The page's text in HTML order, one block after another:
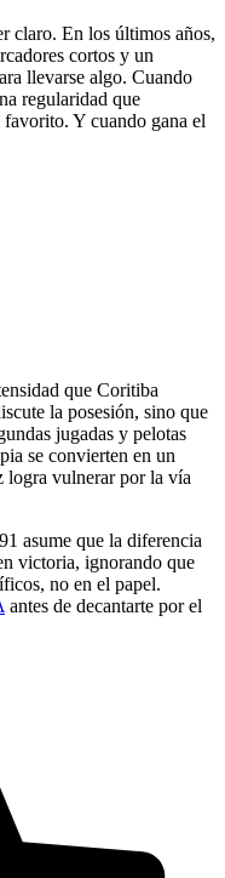
claro. En los últimos años,
cortos y un
llevarse algo. Cuando
regularidad que
favorito. Y cuando gana el
que Coritiba
la posesión, sino que
jugadas y pelotas
se convierten en un
logra vulnerar por la vía
asume que la diferencia
victoria, ignorando que
no en el papel.
antes de decantarte por el